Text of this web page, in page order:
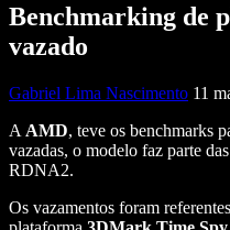
Benchmarking de
vazado
Gabriel Lima Nascimento 11
A AMD, teve os benchmarks
vazadas, o modelo faz parte
RDNA2.
Os vazamentos foram